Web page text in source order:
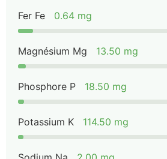
Fer Fe 0.64 mg
Magnésium Mg 13.50 mg
Phosphore P 18.50 mg
Potassium K 114.50 mg